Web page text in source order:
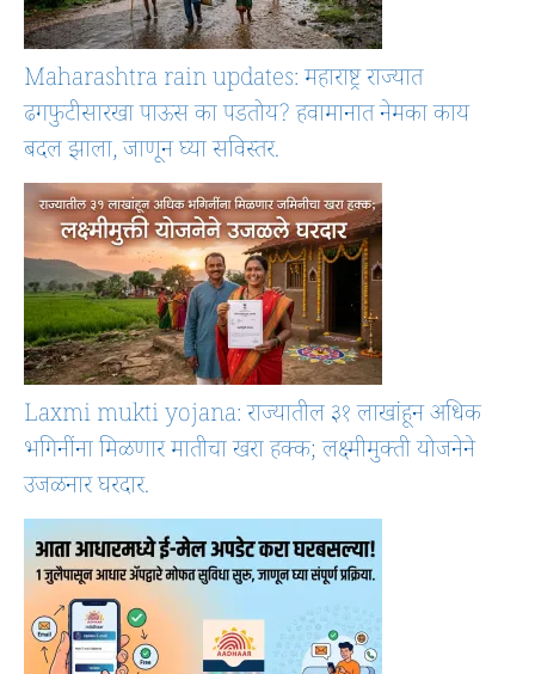
Maharashtra rain updates: महाराष्ट्र राज्यात
ढगफुटीसारखा पाऊस का पडतोय? हवामानात नेमका काय
बदल झाला, जाणून घ्या सविस्तर.
Laxmi mukti yojana: राज्यातील ३१ लाखांहून अधिक
भगिनींना मिळणार मातीचा खरा हक्क; लक्ष्मीमुक्ती योजनेने
उजळनार घरदार.